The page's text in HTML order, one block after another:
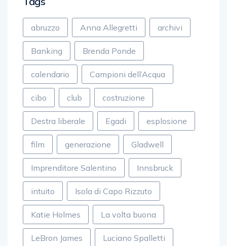
abruzzo Anna Allegretti archivi
Banking Brenda Ponde
calendario Campioni dell’Acqua
cibo club costruzione
Destra liberale Egadi esplosione
film generazione Gladwell
Imprenditore Salentino Innsbruck
intuito Isola di Capo Rizzuto
Katie Holmes La volta buona
LeBron James Luciano Spalletti